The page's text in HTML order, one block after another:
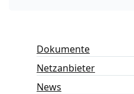
Dokumente
Netzanbieter
News